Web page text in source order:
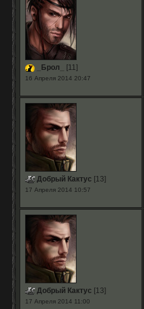
_Брол_ [11]
16 Апреля 2014 20:47
Добрый Кактус [13]
17 Апреля 2014 10:57
Добрый Кактус [13]
17 Апреля 2014 11:00